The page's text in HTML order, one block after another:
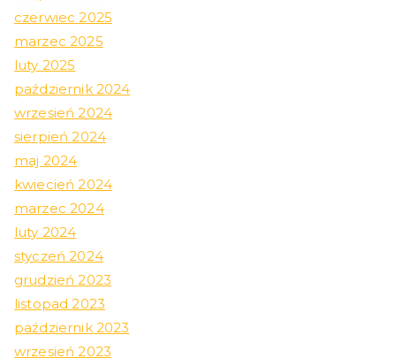
czerwiec 2025
marzec 2025
luty 2025
październik 2024
wrzesień 2024
sierpień 2024
maj 2024
kwiecień 2024
marzec 2024
luty 2024
styczeń 2024
grudzień 2023
listopad 2023
październik 2023
wrzesień 2023